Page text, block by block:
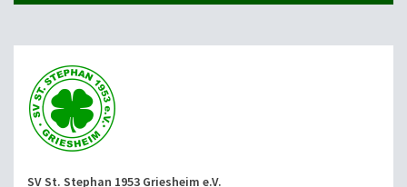
SV St. Stephan 1953 Griesheim e.V.